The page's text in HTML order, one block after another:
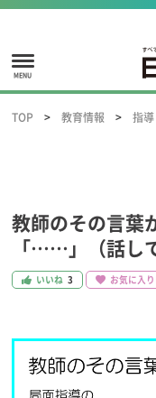
MENU
TOP 教育情報 指導
教師のその言葉
「……」（話し
いいね 3 お気に入り